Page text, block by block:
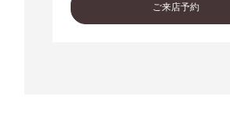
ご来店予約